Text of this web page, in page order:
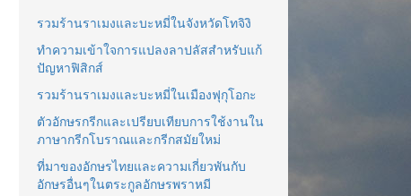
รวมร้านราเมงและบะหมี่ในจังหวัดโทจิงิ
ทำความเข้าใจการแปลงลาปลัสสำหรับแก้
ปัญหาฟิสิกส์
รวมร้านราเมงและบะหมี่ในเมืองฟุกุโอกะ
ตัวอักษรกรีกและเปรียบเทียบการใช้งานใน
ภาษากรีกโบราณและกรีกสมัยใหม่
ที่มาของอักษรไทยและความเกี่ยวพันกับ
อักษรอื่นๆในตระกูลอักษรพราหมี